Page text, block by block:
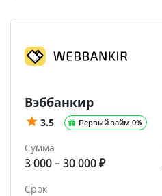
Вэббанкир
3.5 Первый займ 0%
Сумма
3 000 – 30 000 ₽
Срок